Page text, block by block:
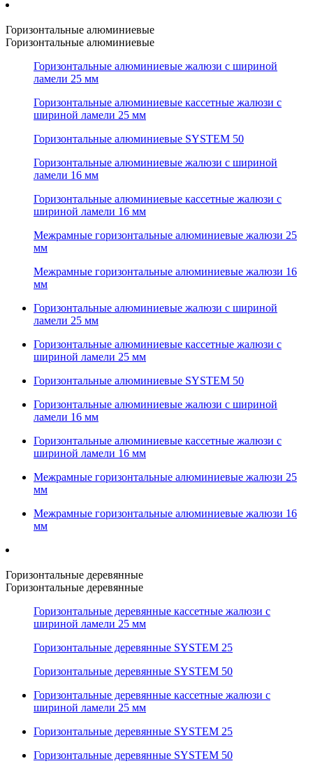
Горизонтальные алюминиевые
Горизонтальные алюминиевые
Горизонтальные алюминиевые жалюзи с шириной
ламели 25 мм
Горизонтальные алюминиевые кассетные жалюзи с
шириной ламели 25 мм
Горизонтальные алюминиевые SYSTEM 50
Горизонтальные алюминиевые жалюзи с шириной
ламели 16 мм
Горизонтальные алюминиевые кассетные жалюзи с
шириной ламели 16 мм
Межрамные горизонтальные алюминиевые жалюзи 25
мм
Межрамные горизонтальные алюминиевые жалюзи 16
мм
Горизонтальные алюминиевые жалюзи с шириной
ламели 25 мм
Горизонтальные алюминиевые кассетные жалюзи с
шириной ламели 25 мм
Горизонтальные алюминиевые SYSTEM 50
Горизонтальные алюминиевые жалюзи с шириной
ламели 16 мм
Горизонтальные алюминиевые кассетные жалюзи с
шириной ламели 16 мм
Межрамные горизонтальные алюминиевые жалюзи 25
мм
Межрамные горизонтальные алюминиевые жалюзи 16
мм
Горизонтальные деревянные
Горизонтальные деревянные
Горизонтальные деревянные кассетные жалюзи с
шириной ламели 25 мм
Горизонтальные деревянные SYSTEM 25
Горизонтальные деревянные SYSTEM 50
Горизонтальные деревянные кассетные жалюзи с
шириной ламели 25 мм
Горизонтальные деревянные SYSTEM 25
Горизонтальные деревянные SYSTEM 50